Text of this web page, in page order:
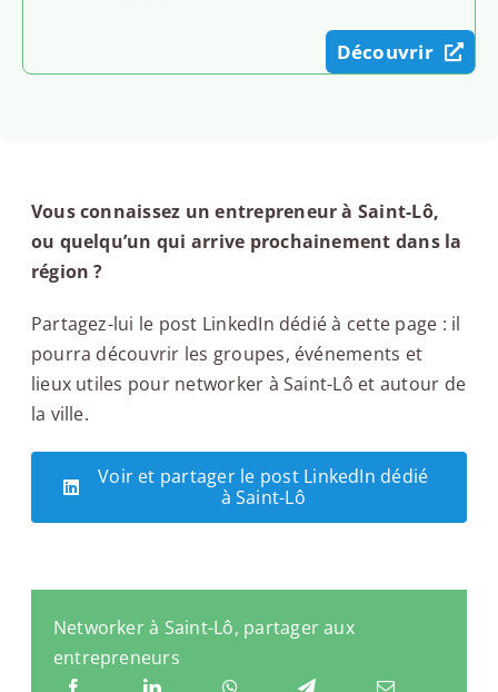
Découvrir
Vous connaissez un entrepreneur à Saint-Lô,
ou quelqu’un qui arrive prochainement dans la
région ?
Partagez-lui le post LinkedIn dédié à cette page : il
pourra découvrir les groupes, événements et
lieux utiles pour networker à Saint-Lô et autour de
la ville.
Voir et partager le post LinkedIn dédié
à Saint-Lô
Networker à Saint-Lô, partager aux
entrepreneurs